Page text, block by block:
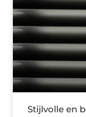
Stijlvolle en